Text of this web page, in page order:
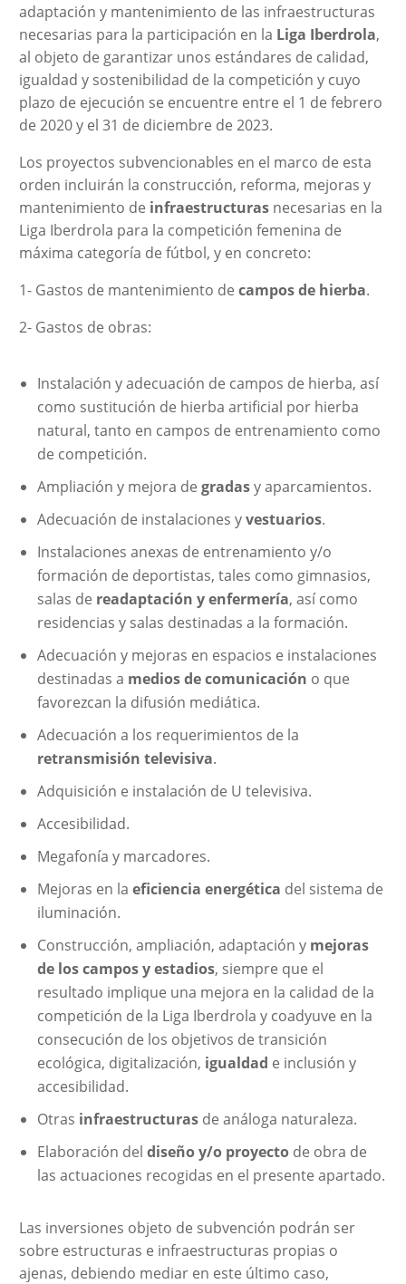
adaptación y mantenimiento de las infraestructuras
necesarias para la participación en la Liga Iberdrola,
al objeto de garantizar unos estándares de calidad,
igualdad y sostenibilidad de la competición y cuyo
plazo de ejecución se encuentre entre el 1 de febrero
de 2020 y el 31 de diciembre de 2023.
Los proyectos subvencionables en el marco de esta
orden incluirán la construcción, reforma, mejoras y
mantenimiento de infraestructurasnecesarias en la
Liga Iberdrola para la competición femenina de
máxima categoría de fútbol, y en concreto:
1- Gastos de mantenimiento de campos de hierba.
2- Gastos de obras:
Instalación y adecuación de campos de hierba, así
como sustitución de hierba artificial por hierba
natural, tanto en campos de entrenamiento como
de competición.
Ampliación y mejora de gradasy aparcamientos.
Adecuación de instalaciones yvestuarios.
Instalaciones anexas de entrenamiento y/o
formación de deportistas, tales como gimnasios,
salas de readaptación y enfermería, así como
residencias y salas destinadas a la formación.
Adecuación y mejoras en espacios e instalaciones
destinadas a medios de comunicación o que
favorezcan la difusión mediática.
Adecuación a los requerimientos de la
retransmisión televisiva.
Adquisición e instalación de U televisiva.
Accesibilidad.
Megafonía y marcadores.
Mejoras en la eficiencia energética del sistema de
iluminación.
Construcción, ampliación, adaptación y mejoras
de los campos y estadios, siempre que el
resultado implique una mejora en la calidad de la
competición de la Liga Iberdrola y coadyuve en la
consecución de los objetivos de transición
ecológica, digitalización, igualdad e inclusión y
accesibilidad.
Otras infraestructuras de análoga naturaleza.
Elaboración del diseño y/o proyecto de obra de
las actuaciones recogidas en el presente apartado.
Las inversiones objeto de subvención podrán ser
sobre estructuras e infraestructuras propias o
ajenas, debiendo mediar en este último caso,